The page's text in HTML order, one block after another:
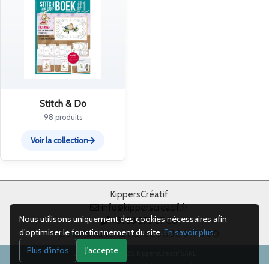
Stitch & Do
98 produits
Voir la collection
KippersCréatif
info@kipperscreatif.fr
+31 38 375 67 88
Du lundi au vendredi, de 8 h 30 à 17 h 00
Droits d’auteur 2026, KippersCreatif SARL
Nous utilisons uniquement des cookies nécessaires afin
d’optimiser le fonctionnement du site. En savoir plus.
Plus d'infos
J'accepte